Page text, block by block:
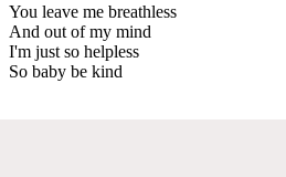
You leave me breathless
And out of my mind
I'm just so helpless
So baby be kind